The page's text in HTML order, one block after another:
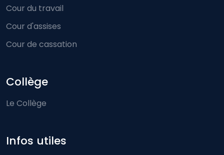
Cour du travail
Cour d'assises
Cour de cassation
Collège
Le Collège
Infos utiles